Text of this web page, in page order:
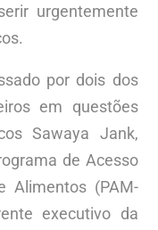
urgentemente
por dois dos
em questões
Sawaya Jank,
de Acesso
Alimentos (PAM-
executivo da